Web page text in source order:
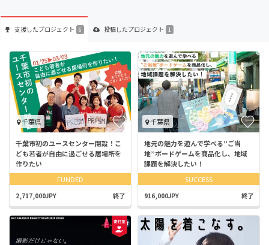
支援したプロジェクト 6 投稿したプロジェクト 1
千葉県
千葉市初のユースセンター開設！こ
ども若者が自由に過ごせる居場所を
作りたい
FUNDED
2,717,000JPY 終了
千葉県
地元の魅力を遊んで学べる”ご当
地”ボードゲームを商品化し、地域
課題を解決したい！
SUCCESS
916,000JPY 終了